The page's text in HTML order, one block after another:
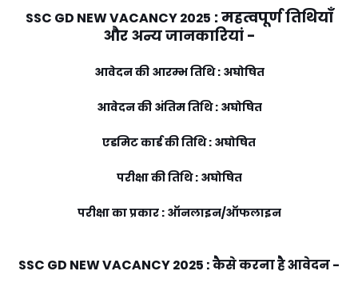
SSC GD NEW VACANCY 2025 :महत्वपूर्ण तिथियाँ
और अन्य जानकारियां -
आवेदन की आरम्भ तिथि : अघोषित
आवेदन की अंतिम तिथि : अघोषित
एडमिट कार्ड की तिथि : अघोषित
परीक्षा की तिथि : अघोषित
परीक्षा का प्रकार : ऑनलाइन/ऑफलाइन
SSC GD NEW VACANCY 2025 :कैसे करना है आवेदन -